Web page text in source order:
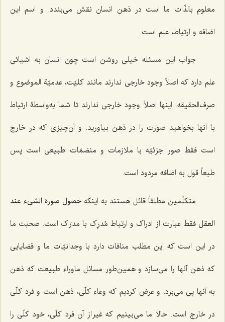
معلوم بالذّات ما است در ذهن انسان نقش می‌بندد. و اسم این
اضافه و ارتباط، علم است.
جواب این مسئله خیلی روشن است چون انسان به اشیائی
علم دارد که اصلاً وجود خارجی ندارند مانند کلیّت، عدمیّة الموضوع و
صرف‌الحقیقه. اینها اصلاً وجود خارجی ندارند تا شما به‌واسطۀ ارتباط
با آنها بخواهید صورت را در ذهن بیاورید. و آن‌چیزی که در خارج
است فقط صور جزئیّه با ملازمات و منضمّات طبیعی است پس
طبعاً قول به اضافه مردود است.
متکلّمین مطلقاً قائل هستند به اینکهحصول صورة الشیء عند
العقل فقط عبارت از ادراک و ارتباط مُدرِک با مدرَک است. صحبت ما
در این است که این مطلب منافات دارد با وجدانیّات ما و قضایایی
که ذهن آنها را می‌سازد و همین‌طور مسائل ماوراء طبیعت که ذهن
به آنها پی می‌برد. و عرض کردیم که وعاء کلّی، ذهن است و فرد کلّی
در خارج است. حالا ما می‌بینیم که غیر از آن فرد کلّی، خود کلّی را